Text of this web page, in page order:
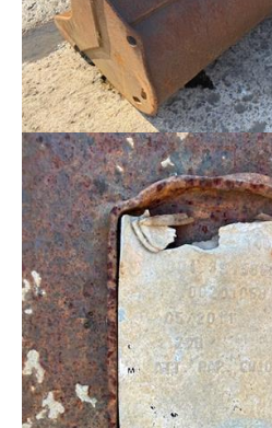
GETRIEBE / WANDLER
HYDRAULIK VERTEILER
MOTOR
BETON-EISENBIEGER
BETONSTAHLSCHERE
MULCHER
SALZSTREUER